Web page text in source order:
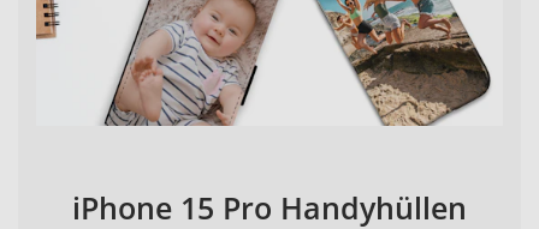
iPhone 15 Pro Handyhüllen